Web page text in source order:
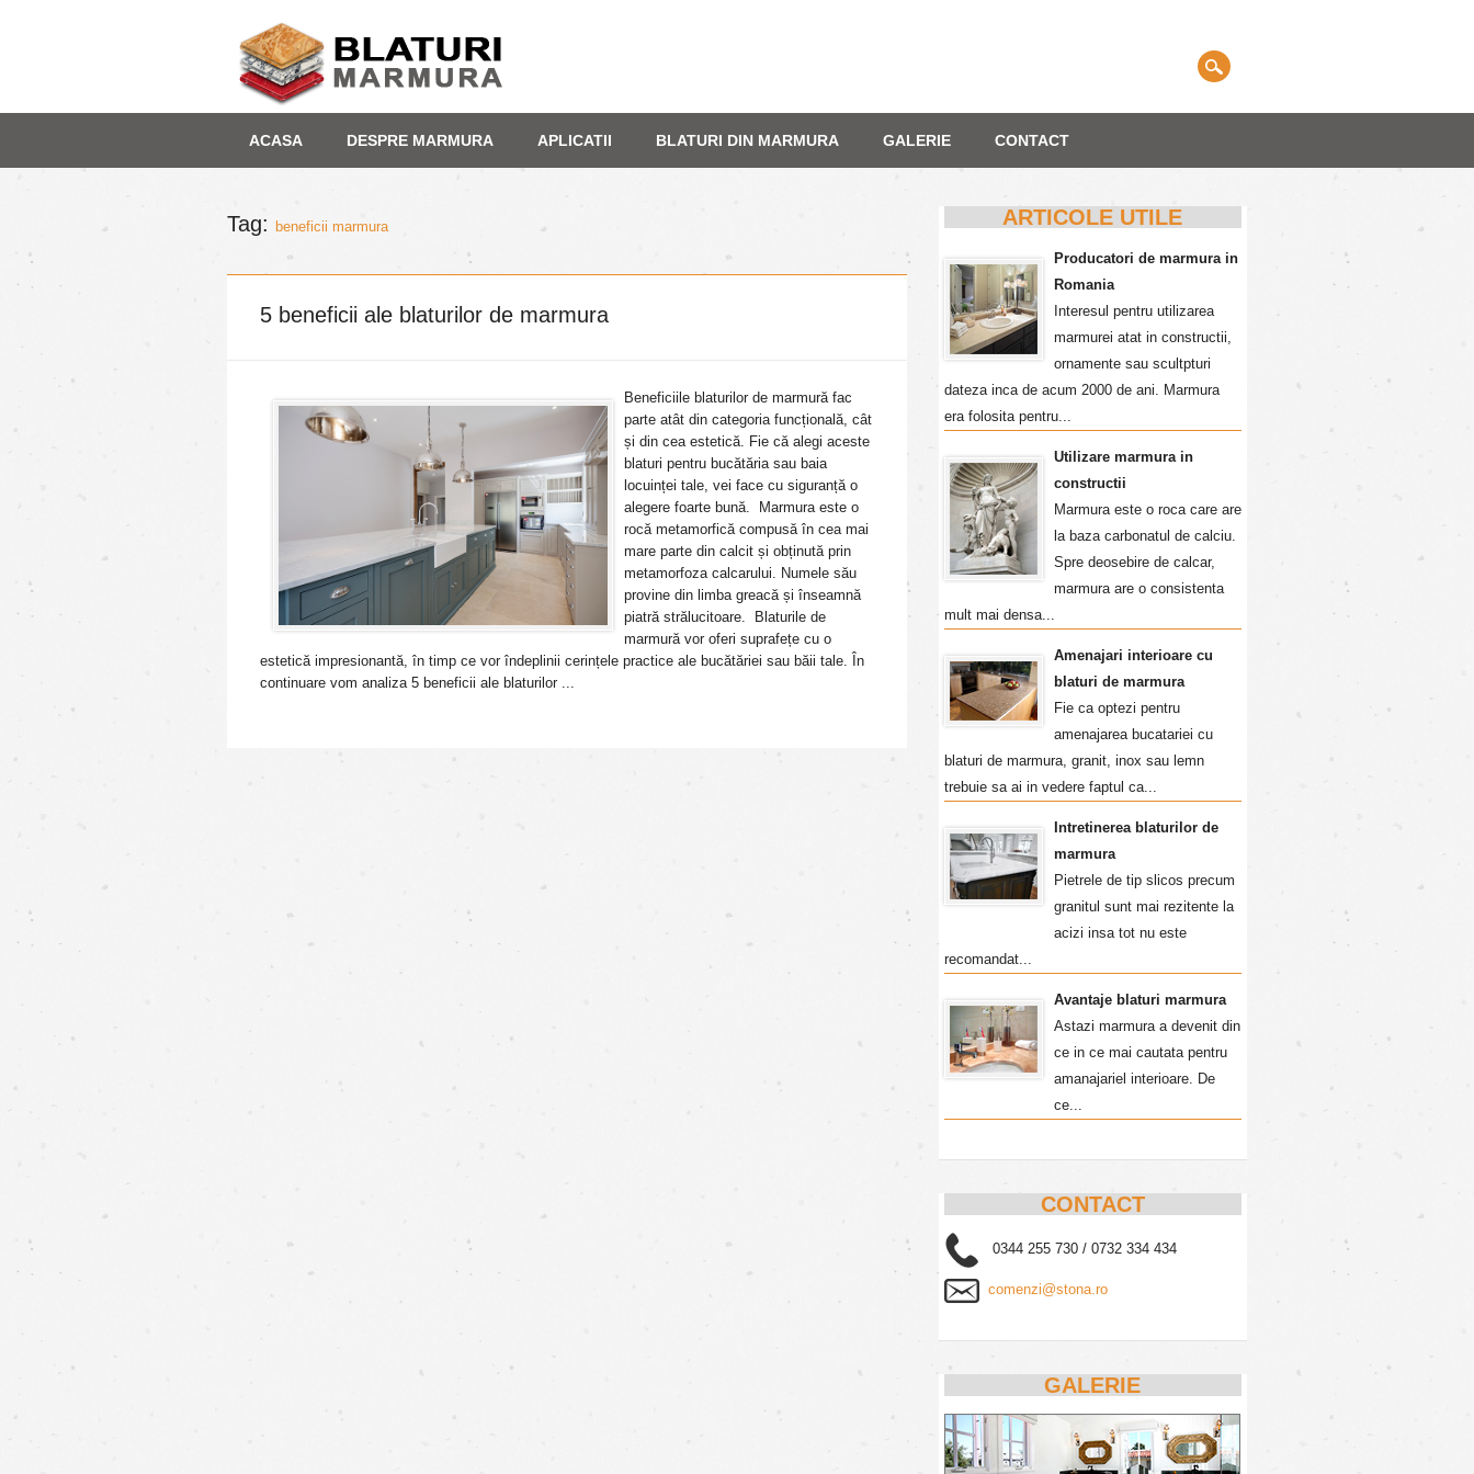
content
ACASA DESPRE MARMURA APLICATII BLATURI DIN MARMURA GALERIE CONTACT
Tag: beneficii marmura
5 beneficii ale blaturilor de marmura
Beneficiile blaturilor de marmură fac
parte atât din categoria funcțională, cât
și din cea estetică. Fie că alegi aceste
blaturi pentru bucătăria sau baia
locuinței tale, vei face cu siguranță o
alegere foarte bună. Marmura este o
rocă metamorfică compusă în cea mai
mare parte din calcit și obținută prin
metamorfoza calcarului. Numele său
provine din limba greacă și înseamnă
piatră strălucitoare. Blaturile de
marmură vor oferi suprafețe cu o
estetică impresionantă, în timp ce vor îndeplinii cerințele practice ale bucătăriei sau băii tale. În
continuare vom analiza 5 beneficii ale blaturilor ...
ARTICOLE UTILE
Producatori de marmura in
Romania
Interesul pentru utilizarea
marmurei atat in constructii,
ornamente sau scultpturi
dateza inca de acum 2000 de ani. Marmura
era folosita pentru...
Utilizare marmura in
constructii
Marmura este o roca care are
la baza carbonatul de calciu.
Spre deosebire de calcar,
marmura are o consistenta
mult mai densa...
Amenajari interioare cu
blaturi de marmura
Fie ca optezi pentru
amenajarea bucatariei cu
blaturi de marmura, granit, inox sau lemn
trebuie sa ai in vedere faptul ca...
Intretinerea blaturilor de
marmura
Pietrele de tip slicos precum
granitul sunt mai rezitente la
acizi insa tot nu este
recomandat...
Avantaje blaturi marmura
Astazi marmura a devenit din
ce in ce mai cautata pentru
amanajariel interioare. De
ce...
CONTACT
0344 255 730 / 0732 334 434
comenzi@stona.ro
GALERIE